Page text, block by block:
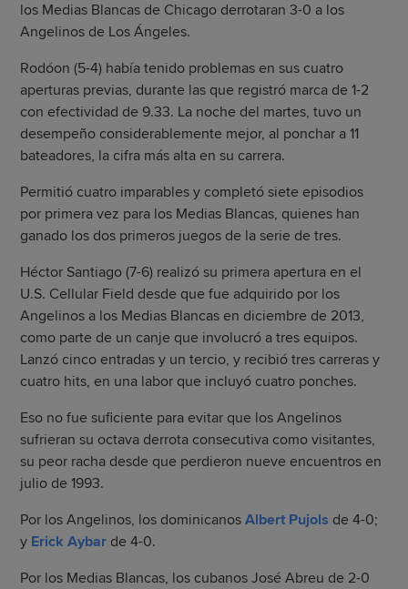
los Medias Blancas de Chicago derrotaran 3-0 a los
Angelinos de Los Ángeles.
Rodóon (5-4) había tenido problemas en sus cuatro
aperturas previas, durante las que registró marca de 1-2
con efectividad de 9.33. La noche del martes, tuvo un
desempeño considerablemente mejor, al ponchar a 11
bateadores, la cifra más alta en su carrera.
Permitió cuatro imparables y completó siete episodios
por primera vez para los Medias Blancas, quienes han
ganado los dos primeros juegos de la serie de tres.
Héctor Santiago (7-6) realizó su primera apertura en el
U.S. Cellular Field desde que fue adquirido por los
Angelinos a los Medias Blancas en diciembre de 2013,
como parte de un canje que involucró a tres equipos.
Lanzó cinco entradas y un tercio, y recibió tres carreras y
cuatro hits, en una labor que incluyó cuatro ponches.
Eso no fue suficiente para evitar que los Angelinos
sufrieran su octava derrota consecutiva como visitantes,
su peor racha desde que perdieron nueve encuentros en
julio de 1993.
Por los Angelinos, los dominicanosAlbert Pujols de 4-0;
y Erick Aybar de 4-0.
Por los Medias Blancas, los cubanos José Abreu de 2-0